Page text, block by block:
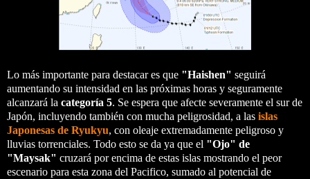
Lo más importante para destacar es que "Haishen" seguirá
aumentando su intensidad en las próximas horas y seguramente
alcanzará la categoría 5. Se espera que afecte severamente el sur de
Japón, incluyendo también con mucha peligrosidad, a las islas
Japonesas de Ryukyu, con oleaje extremadamente peligroso y
lluvias torrenciales. Todo esto se da ya que el "Ojo" de
"Maysak" cruzará por encima de estas islas mostrando el peor
escenario para esta zona del Pacifico, sumado al potencial de